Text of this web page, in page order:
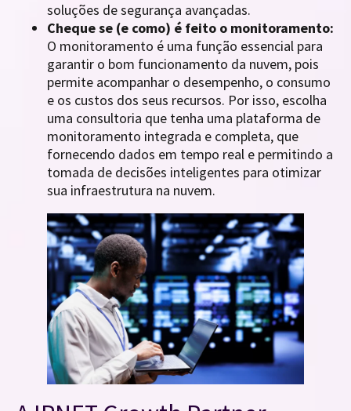
soluções de segurança avançadas.
Cheque se (e como) é feito o monitoramento:
O monitoramento é uma função essencial para
garantir o bom funcionamento da nuvem, pois
permite acompanhar o desempenho, o consumo
e os custos dos seus recursos. Por isso, escolha
uma consultoria que tenha uma plataforma de
monitoramento integrada e completa, que
fornecendo dados em tempo real e permitindo a
tomada de decisões inteligentes para otimizar
sua infraestrutura na nuvem.